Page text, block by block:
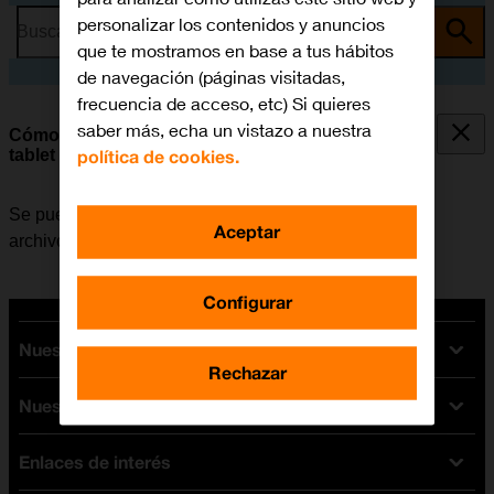
Busca por problema o tema
Cómo transferir archivos entre el ordenador y la
tablet
Se puede transferir archivos, por ejemplo, fotografías,
archivos de música, etc. entre el ordenador y la tablet.
Nuestras tarifas
Tarifas Orange
Tarifas fibra y móvil
Tarifas móviles
Nuestros dispositivos
Ofertas en móviles
Enlaces de interés
personalizar los contenidos y anuncios
que te mostramos en base a tus hábitos
de navegación (páginas visitadas,
frecuencia de acceso, etc) Si quieres
saber más, echa un vistazo a nuestra
política de cookies.
Configurar
Rechazar
Aceptar